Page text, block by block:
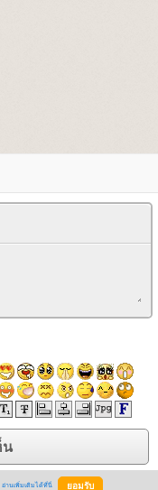
อ่านเพิ่มเติมได้ที่นี่